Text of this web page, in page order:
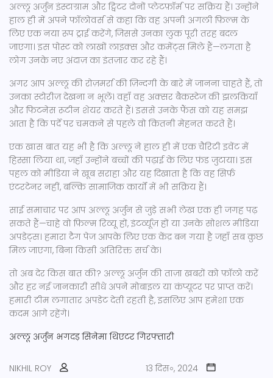
अल्लू अर्जुन इंस्टाग्राम और ट्विटर दोनों प्लेटफ़ॉर्म पर सक्रिय हैं। उन्होंने
हाल ही में अपने फॉलोवर्स से कहा कि वह अपनी अगली फ़िल्म के
लिए एक नया रूप ट्राई करेंगे, जिससे उनका लुक पूरी तरह बदल
जाएगा। इस पोस्ट को लाखों लाइक्स और कमेंट्स मिले हैं—लगता है
लोग उनके नए अंदाज़ का इंतज़ार कर रहे हैं।
अगर आप अल्लू की रोज़मर्रा की ज़िन्दगी के बारे में जानना चाहते हैं, तो
उनका स्टोरीज़ देखना न भूलें। वहाँ वह अक्सर बैकस्टेज की झलकियाँ
और फिटनेस रूटीन शेयर करते हैं। इससे उनके फैंस को यह समझ
आता है कि पर्दे पर चमकने से पहले वो कितनी मेहनत करते हैं।
एक खास बात यह भी है कि अल्लू ने हाल ही में एक चैरिटी इवेंट में
हिस्सा लिया था, जहाँ उन्होंने बच्चों की पढ़ाई के लिए फंड जुटाया। इस
पहल को मीडिया ने खूब सराहा और यह दिखाता है कि वह सिर्फ़
एंटरटेनर नहीं, बल्कि सामाजिक कार्यों में भी सक्रिय हैं।
साई समाचार पर आप अल्लू अर्जुन से जुड़े सभी लेख एक ही जगह पढ़
सकते हैं—चाहे वो फ़िल्म रिव्यू हों, इंटर्व्यूज़ हों या उनके सोशल मीडिया
अपडेट्स। हमारा टैग पेज आपके लिए एक केंद्र बन गया है जहाँ सब कुछ
मिल जाएगा, बिना किसी अतिरिक्त सर्च के।
तो अब देर किस बात की? अल्लू अर्जुन की ताज़ा खबरों को फ़ॉलो करें
और हर नई जानकारी सीधे अपने मोबाइल या कंप्यूटर पर प्राप्त करें।
हमारी टीम लगातार अपडेट देती रहती है, इसलिए आप हमेशा एक
कदम आगे रहेंगे।
अल्लू अर्जुन भगदड़ सिनेमा थिएटर गिरफ्तारी
NIKHIL ROY
13 दिस॰, 2024